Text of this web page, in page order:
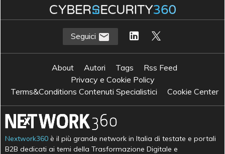
Seguici
About Autori Tags
Rss Feed
Privacy e Cookie Policy
Terms&Conditions Contenuti Specialistici
Cookie Center
Nextwork360 è il più grande network in Italia di testate e portali
B2B dedicati ai temi della Trasformazione Digitale e